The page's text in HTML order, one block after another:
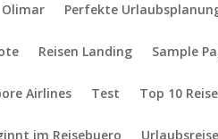
Olimar Perfekte
Reisen Landing Sample
Airlines Test Top 10
im Reisebuero